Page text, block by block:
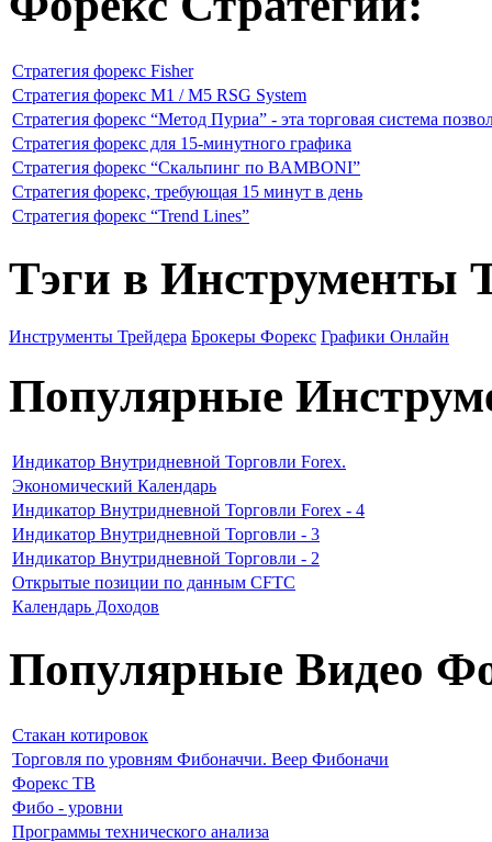
Стратегия форекс Fisher
Стратегия форекс M1 / M5 RSG System
Стратегия форекс “Метод Пуриа” - эта торговая система
Стратегия форекс для 15-минутного графика
Стратегия форекс “Скальпинг по BAMBONI”
Стратегия форекс, требующая 15 минут в день
Стратегия форекс “Trend Lines”
Тэги в Инструменты
Инструменты Трейдера Брокеры Форекс Графики Онлайн
Популярные
Индикатор Внутридневной Торговли Forex.
Экономический Календарь
Индикатор Внутридневной Торговли Forex - 4
Индикатор Внутридневной Торговли - 3
Индикатор Внутридневной Торговли - 2
Открытые позиции по данным CFTC
Календарь Доходов
Популярные Видео
Стакан котировок
Торговля по уровням Фибоначчи. Веер Фибоначи
Форекс ТВ
Фибо - уровни
Программы технического анализа